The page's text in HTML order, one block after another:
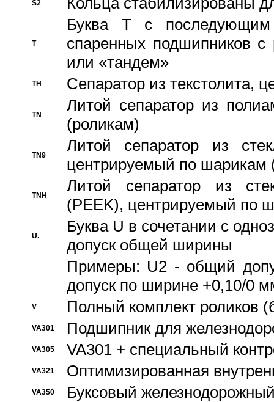
S2
T
Буква T с
спаренных подшипников
или «тандем»
TH Сепаратор из текстолита,
TN
Литой сепаратор из
(роликам)
TN9
Литой сепаратор из
центрируемый по шарикам
TNH
Литой сепаратор из
(PEEK), центрируемый по
U.
Буква U в сочетании с
допуск общей ширины
Примеры: U2 - общий
допуск по ширине +0,10/0
V Полный комплект роликов
VA301 Подшипник для
VA305 VA301 + специальный
VA321 Оптимизированная
VA350 Буксовый